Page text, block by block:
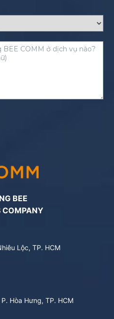
BEE
COMPANY
Lộc, TP. HCM
Hòa Hưng, TP. HCM